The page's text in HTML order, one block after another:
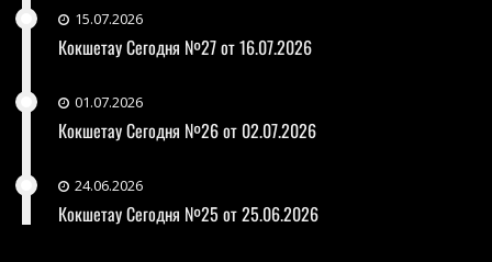
15.07.2026
Кокшетау Сегодня №27 от 16.07.2026
01.07.2026
Кокшетау Сегодня №26 от 02.07.2026
24.06.2026
Кокшетау Сегодня №25 от 25.06.2026